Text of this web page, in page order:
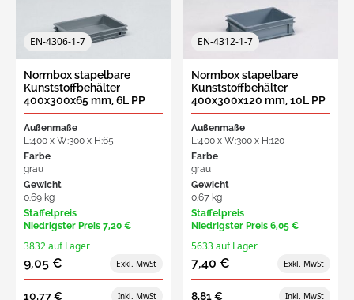
EN-4306-1-7
Normbox stapelbare
Kunststoffbehälter
400x300x65 mm, 6L PP
virgin grau
Außenmaße
L:400 x W:300 x H:65
Farbe
grau
Gewicht
0.69 kg
Staffelpreis
Niedrigster Preis 7,20 €
3832 auf Lager
9,05 €
10,77 €
EN-4312-1-7
Normbox stapelbare
Kunststoffbehälter
400x300x120 mm, 10L PP
virgin grau
Außenmaße
L:400 x W:300 x H:120
Farbe
grau
Gewicht
0.67 kg
Staffelpreis
Niedrigster Preis 6,05 €
5633 auf Lager
7,40 €
8,81 €